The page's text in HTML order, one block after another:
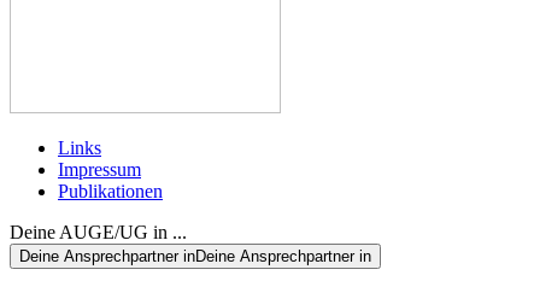
Links
Impressum
Publikationen
Deine AUGE/UG in ...
Deine Ansprechpartner inDeine Ansprechpartner in